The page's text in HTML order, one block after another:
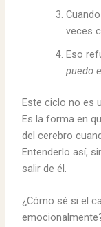
veces
Eso
puedo
Este ciclo no es
Es la forma en
del cerebro
Entenderlo así,
salir de él.
¿Cómo sé si el